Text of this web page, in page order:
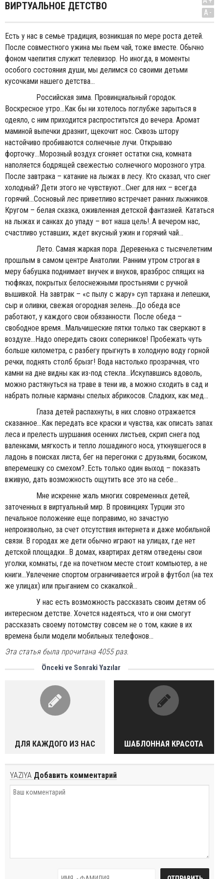
ВИРТУАЛЬНОЕ ДЕТСТВО
A-
Есть у нас в семье традиция, возникшая по мере роста детей.
После совместного ужина мы пьем чай, тоже вместе. Обычно
фоном чаепития служит телевизор. Но иногда, в моменты
особого состояния души, мы делимся со своими детьми
кусочками нашего детства...
Российская зима. Провинциальный городок.
Воскресное утро...Как бы ни хотелось поглубже зарыться в
одеяло, с ним приходится распроститьтся до вечера. Аромат
маминой выпечки дразнит, щекочит нос. Сквозь штору
настойчиво пробиваются солнечные лучи. Открываю
форточку...Морозный воздух сгоняет остатки сна, комната
наполяется бодрящей свежестью солнечного морозного утра.
После завтрака – катание на лыжах в лесу. Кто сказал, что снег
холодный? Дети этого не чувствуют...Снег для них – всегда
горячий...Сосновый лес приветливо встречает ранних лыжников.
Кругом – белая сказка, оживленная детской фантазией. Кататься
на лыжах и санках до упаду – вот наша цель!..А вечером нас,
счастливо уставших, ждет вкусный ужин и горячий чай...
Лето. Самая жаркая пора. Деревенька с тысячелетним
прошлым в самом центре Анатолии. Ранним утром строгая в
меру бабушка поднимает внучек и внуков, вразброс спящих на
тюфяках, покрытых белоснежными простынями с ручной
вышивкой. На завтрак – «с пылу с жару» суп тархана и лепешки,
сыр и оливки, свежая огородная зелень...До обеда все
работают, у каждого свои обязанности. После обеда –
свободное время...Мальчишеские пятки только так сверкают в
воздухе...Надо опередить своих соперников! Пробежать чуть
больше километра, с разбегу прыгнуть в холодную воду горной
речки, поднять столб брызг! Вода настолько прозрачная, что
камни на дне видны как из-под стекла...Искупавшись вдоволь,
можно растянуться на траве в тени ив, а можно сходить в сад и
набрать полные карманы спелых абрикосов. Сладких, как мед...
Глаза детей распахнуты, в них словно отражается
сказанное...Как передать все краски и чувства, как описать запах
леса и прелесть шуршания осенних листьев, скрип снега под
валенками, мягкость и тепло лошадиного носа, уткнувшегося в
ладонь в поисках листа, бег на перегонки с друзьями, босиком,
вперемешку со смехом?..Есть только один выход – показать
вживую, дать возможность ощутить все это на себе...
Мне искренне жаль многих современных детей,
заточенных в виртуальный мир. В провинциях Турции это
печальное положение еще поправимо, но зачастую
непроизвольно, за счет отсутствия интернета и даже мобильной
связи. В городах же дети обычно играют на улицах, где нет
детской площадки...В домах, квартирах детям отведены свои
уголки, комнаты, где на почетном месте стоит компьютер, а не
книги...Увлечение спортом ограничивается игрой в футбол (на тех
же улицах) или прыганием со скакалкой...
У нас есть возможность рассказать своим детям об
интересном детстве. Хочется надеяться, что и они смогут
рассказать своему потомству совсем не о том, какие в их
времена были модели мобильных телефонов...
Эта статья была прочитана 4055 раз.
Önceki ve Sonraki Yazılar
ДЛЯ КАЖДОГО ИЗ НАС ШАБЛОННАЯ КРАСОТА
YAZIYA Добавить комментарий